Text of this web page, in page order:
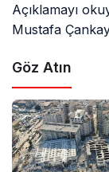
Açıklamayı
Mustafa
Göz Atın